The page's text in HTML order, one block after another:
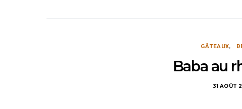
GÂTEAUX
Baba au
31 AOÛT